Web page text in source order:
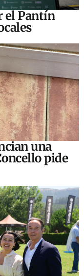
el Pantín
una
pide